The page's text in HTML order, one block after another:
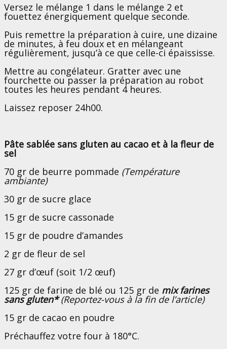
Versez le mélange 1 dans le mélange 2 et
fouettez énergiquement quelque seconde.
Puis remettre la préparation à cuire, une dizaine
de minutes, à feu doux et en mélangeant
régulièrement, jusqu’à ce que celle-ci épaississe.
Mettre au congélateur. Gratter avec une
fourchette ou passer la préparation au robot
toutes les heures pendant 4 heures.
Laissez reposer 24h00.
Pâte sablée sans gluten au cacao et à la fleur de
sel
70 gr de beurre pommade (Température
ambiante)
30 gr de sucre glace
15 gr de sucre cassonade
15 gr de poudre d’amandes
2 gr de fleur de sel
27 gr d’œuf (soit 1/2 œuf)
125 gr de farine de blé ou 125 gr de mix farines
sans gluten*(Reportez-vous à la fin de l’article)
15 gr de cacao en poudre
Préchauffez votre four à 180°C.